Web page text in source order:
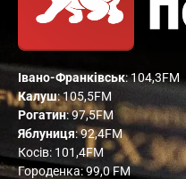
Івано-Франківськ: 104,3FM
Калуш: 105,5FM
Рогатин: 97,5FM
Яблуниця: 92,4FM
Косів: 101,4FM
Городенка: 99,0 FM